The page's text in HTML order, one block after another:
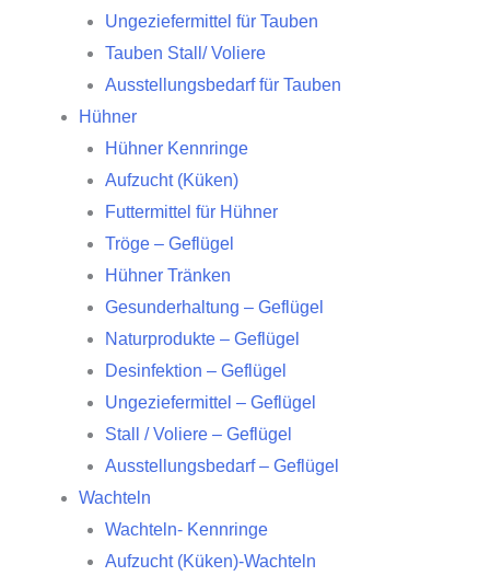
Ungeziefermittel für Tauben
Tauben Stall/ Voliere
Ausstellungsbedarf für Tauben
Hühner
Hühner Kennringe
Aufzucht (Küken)
Futtermittel für Hühner
Tröge – Geflügel
Hühner Tränken
Gesunderhaltung – Geflügel
Naturprodukte – Geflügel
Desinfektion – Geflügel
Ungeziefermittel – Geflügel
Stall / Voliere – Geflügel
Ausstellungsbedarf – Geflügel
Wachteln
Wachteln- Kennringe
Aufzucht (Küken)-Wachteln